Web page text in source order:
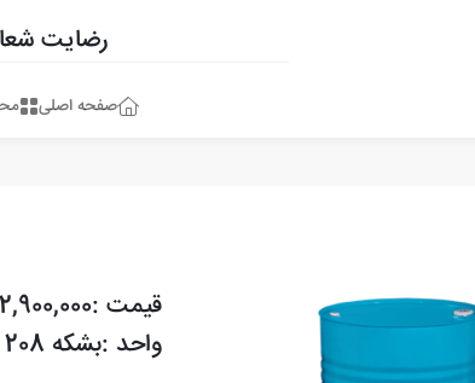
رضایت
صفحه اصلی
قیمت :612,900,000
واحد :بشکه 208 لیتری